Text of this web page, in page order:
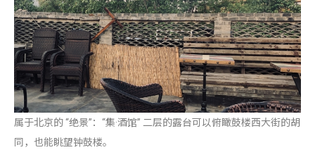
属于北京的 “绝景”：“集·酒馆” 二层的露台可以俯瞰鼓楼西大街的胡
同，也能眺望钟鼓楼。